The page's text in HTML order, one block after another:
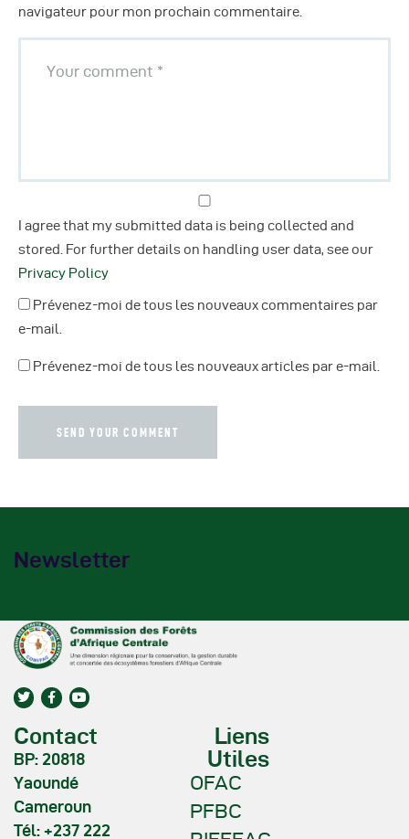
navigateur pour mon prochain commentaire.
I agree that my submitted data is being collected and
stored. For further details on handling user data, see our
Privacy Policy
Prévenez-moi de tous les nouveaux commentaires par
e-mail.
Prévenez-moi de tous les nouveaux articles par e-mail.
Newsletter
Contact
BP: 20818
Yaoundé
Cameroun
Tél: +237 222
Liens
Utiles
OFAC
PFBC